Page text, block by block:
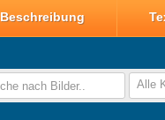
Beschreibung
Alle